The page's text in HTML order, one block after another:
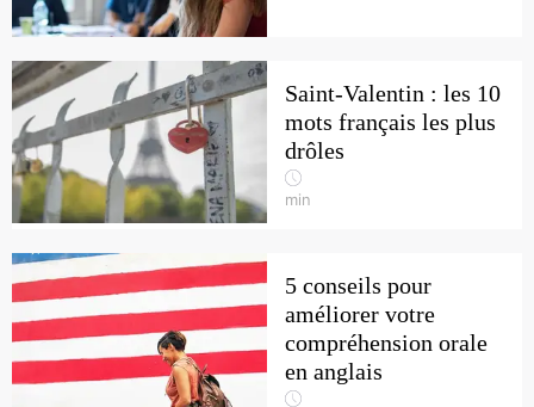
Saint-Valentin : les 10
mots français les plus
drôles
min
5 conseils pour
améliorer votre
compréhension orale
en anglais